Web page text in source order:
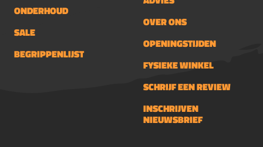
ONDERHOUD
SALE
BEGRIPPENLIJST
OVER ONS
OPENINGSTIJDEN
FYSIEKE WINKEL
SCHRIJF EEN REVIEW
INSCHRIJVEN
NIEUWSBRIEF